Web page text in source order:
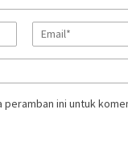
ini untuk